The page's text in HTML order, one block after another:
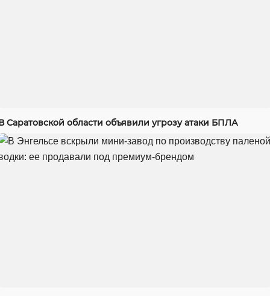
Саратовской области объявили угрозу атаки БПЛА